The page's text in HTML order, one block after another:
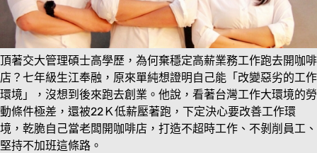
頂著交大管理碩士高學歷，為何棄穩定高薪業務工作跑去開咖啡
店？七年級生江奉融，原來單純想證明自己能「改變惡劣的工作
環境」，沒想到後來跑去創業。他說，看著台灣工作大環境的勞
動條件極差，還被22Ｋ低薪壓著跑，下定決心要改善工作環
境，乾脆自己當老闆開咖啡店，打造不超時工作、不剝削員工、
堅持不加班這條路。